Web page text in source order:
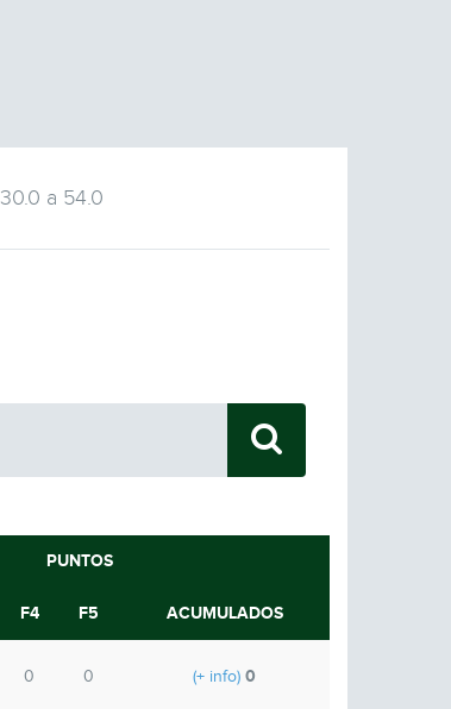
30.0 a 54.0
PUNTOS
F4 F5 ACUMULADOS
0 0 (+ info) 0